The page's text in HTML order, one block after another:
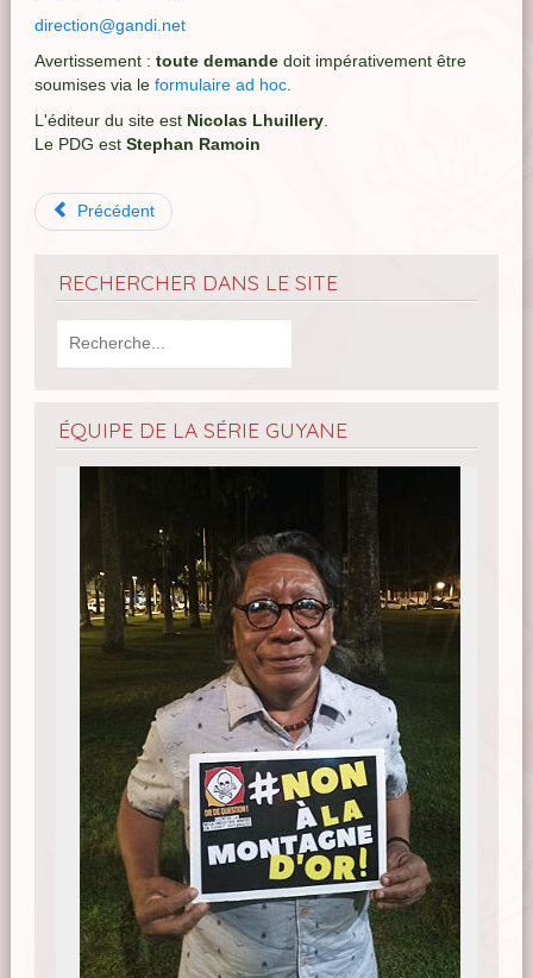
direction@gandi.net
Avertissement : toute demande doit impérativement être
soumises via le formulaire ad hoc.
L'éditeur du site est Nicolas Lhuillery.
Le PDG est Stephan Ramoin
Précédent
RECHERCHER DANS LE SITE
ÉQUIPE DE LA SÉRIE GUYANE